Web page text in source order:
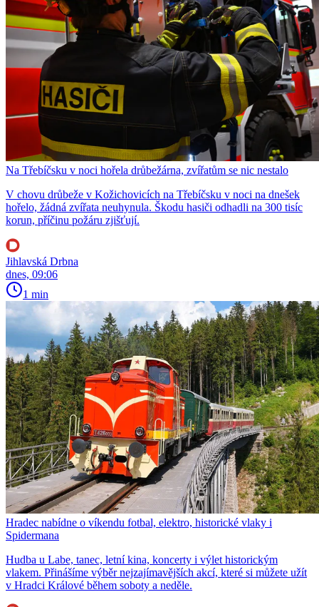
Na Třebíčsku v noci hořela drůbežárna, zvířatům se nic nestalo
V chovu drůbeže v Kožichovicích na Třebíčsku v noci na dnešek
hořelo, žádná zvířata neuhynula. Škodu hasiči odhadli na 300 tisíc
korun, příčinu požáru zjišťují.
Jihlavská Drbna
dnes, 09:06
1 min
Hradec nabídne o víkendu fotbal, elektro, historické vlaky i
Spidermana
Hudba u Labe, tanec, letní kina, koncerty i výlet historickým
vlakem. Přinášíme výběr nejzajímavějších akcí, které si můžete užít
v Hradci Králové během soboty a neděle.